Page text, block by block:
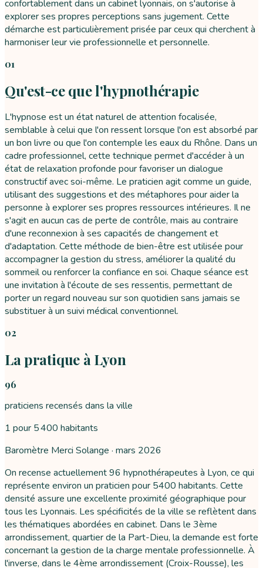
confortablement dans un cabinet lyonnais, on s'autorise à
explorer ses propres perceptions sans jugement. Cette
démarche est particulièrement prisée par ceux qui cherchent à
harmoniser leur vie professionnelle et personnelle.
01
Qu'est-ce que l'hypnothérapie
L'hypnose est un état naturel de attention focalisée,
semblable à celui que l'on ressent lorsque l'on est absorbé par
un bon livre ou que l'on contemple les eaux du Rhône. Dans un
cadre professionnel, cette technique permet d'accéder à un
état de relaxation profonde pour favoriser un dialogue
constructif avec soi-même. Le praticien agit comme un guide,
utilisant des suggestions et des métaphores pour aider la
personne à explorer ses propres ressources intérieures. Il ne
s'agit en aucun cas de perte de contrôle, mais au contraire
d'une reconnexion à ses capacités de changement et
d'adaptation. Cette méthode de bien-être est utilisée pour
accompagner la gestion du stress, améliorer la qualité du
sommeil ou renforcer la confiance en soi. Chaque séance est
une invitation à l'écoute de ses ressentis, permettant de
porter un regard nouveau sur son quotidien sans jamais se
substituer à un suivi médical conventionnel.
02
La pratique à Lyon
96
praticiens recensés dans la ville
1 pour 5 400 habitants
Baromètre Merci Solange · mars 2026
On recense actuellement 96 hypnothérapeutes à Lyon, ce qui
représente environ un praticien pour 5400 habitants. Cette
densité assure une excellente proximité géographique pour
tous les Lyonnais. Les spécificités de la ville se reflètent dans
les thématiques abordées en cabinet. Dans le 3ème
arrondissement, quartier de la Part-Dieu, la demande est forte
concernant la gestion de la charge mentale professionnelle. À
l'inverse, dans le 4ème arrondissement (Croix-Rousse), les